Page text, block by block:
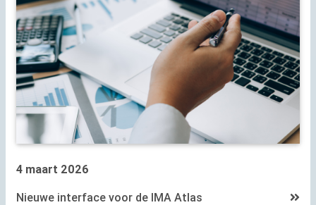
4 maart 2026
Nieuwe interface voor de IMA Atlas